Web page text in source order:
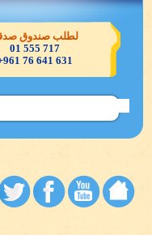
تصدّقوا خيرٌ لكم